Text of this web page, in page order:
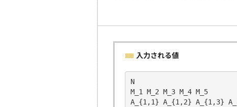
入力される値
N
M_1 M_2 M_3 M_4 M_5
A_{1,1} A_{1,2} A_{1,3}